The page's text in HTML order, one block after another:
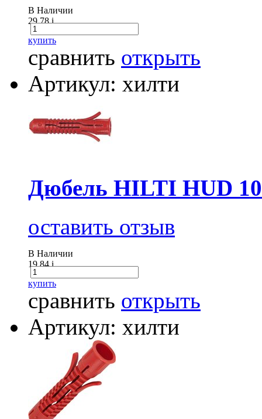
В Наличии
29.78i
купить
сравнить открыть
Артикул: хилти
Дюбель HILTI HUD
оставить отзыв
В Наличии
19.84i
купить
сравнить открыть
Артикул: хилти